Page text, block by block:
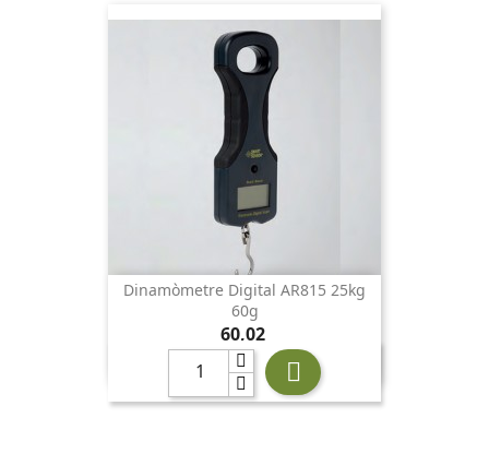
Dinamòmetre Digital AR815 25kg
60g
Preu
60,02
